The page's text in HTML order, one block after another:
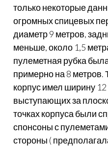
только некоторые
огромных спицевых
диаметр 9 метров,
меньше, около 1,5
пулеметная рубка
примерно на 8 метров.
корпус имел ширину
выступающих за
точках корпуса были
спонсоны с
стороны (